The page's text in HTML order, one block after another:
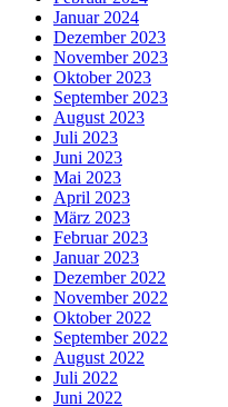
Januar 2024
Dezember 2023
November 2023
Oktober 2023
September 2023
August 2023
Juli 2023
Juni 2023
Mai 2023
April 2023
März 2023
Februar 2023
Januar 2023
Dezember 2022
November 2022
Oktober 2022
September 2022
August 2022
Juli 2022
Juni 2022